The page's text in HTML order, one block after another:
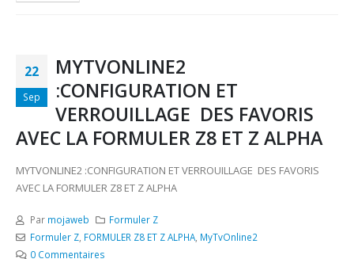
22
Sep
MYTVONLINE2
:CONFIGURATION ET
VERROUILLAGE DES FAVORIS
AVEC LA FORMULER Z8 ET Z ALPHA
MYTVONLINE2 :CONFIGURATION ET VERROUILLAGE DES FAVORIS
AVEC LA FORMULER Z8 ET Z ALPHA
Par mojaweb
Formuler Z
Formuler Z, FORMULER Z8 ET Z ALPHA, MyTvOnline2
0 Commentaires